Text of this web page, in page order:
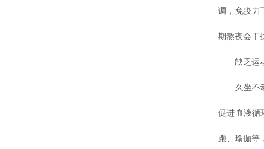
调，免疫力
期熬夜会干
缺乏运
久坐不动
促进血液循
跑、瑜伽等